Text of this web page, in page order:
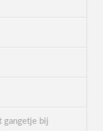
gangetje bij